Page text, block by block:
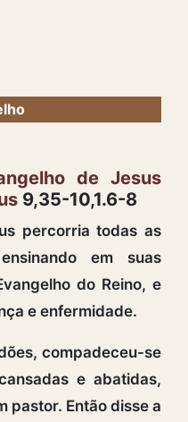
de Jesus
9,35-10,1.6-8
percorria todas as
em suas
do Reino, e
e enfermidade.
compadeceu-se
e abatidas,
pastor. Então disse a